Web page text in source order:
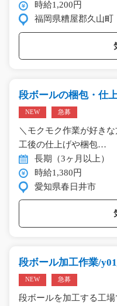
時給1,200円
福岡県糟屋郡久山町
段ボールの梱包・仕
NEW 急募
＼モクモク作業が好き
工後の仕上げや梱包…
長期（3ヶ月以上）
時給1,380円
愛知県春日井市
段ボール加工作業/
NEW 急募
段ボールを加工する工